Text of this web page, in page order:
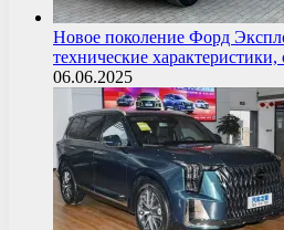
Новое поколение Форд
технические
06.06.2025